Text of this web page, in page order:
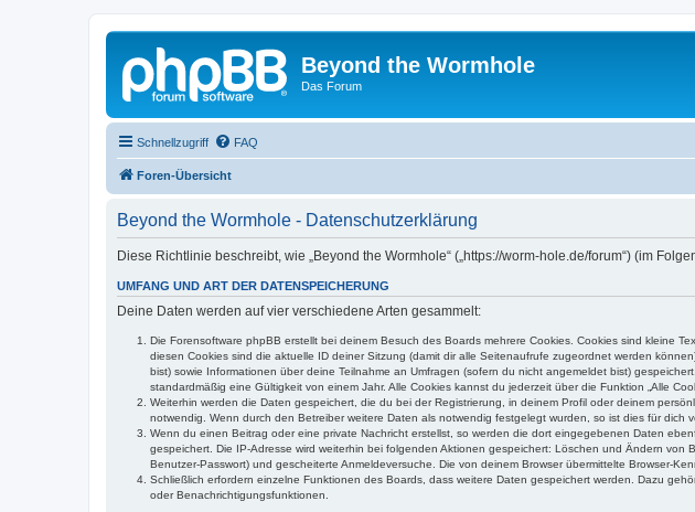
Beyond the Wormhole
Das Forum
Schnellzugriff FAQ
Foren-Übersicht
Beyond the Wormhole - Datenschutzerklärung
Diese Richtlinie beschreibt, wie „Beyond the Wormhole“ („https://worm-hole.de/forum“) (im
UMFANG UND ART DER DATENSPEICHERUNG
Deine Daten werden auf vier verschiedene Arten gesammelt:
Die Forensoftware phpBB erstellt bei deinem Besuch des Boards mehrere Cookies. Cookies sind kleine
diesen Cookies sind die aktuelle ID deiner Sitzung (damit dir alle Seitenaufrufe zugeordnet werden
bist) sowie Informationen über deine Teilnahme an Umfragen (sofern du nicht angemeldet bist)
standardmäßig eine Gültigkeit von einem Jahr. Alle Cookies kannst du jederzeit über die Funktion „Alle
Weiterhin werden die Daten gespeichert, die du bei der Registrierung, in deinem Profil oder deinem
notwendig. Wenn durch den Betreiber weitere Daten als notwendig festgelegt wurden, so ist dies für dich
Wenn du einen Beitrag oder eine private Nachricht erstellst, so werden die dort eingegebenen Daten
gespeichert. Die IP-Adresse wird weiterhin bei folgenden Aktionen gespeichert: Löschen und Ändern
Benutzer-Passwort) und gescheiterte Anmeldeversuche. Die von deinem Browser übermittelte Browser-
Schließlich erfordern einzelne Funktionen des Boards, dass weitere Daten gespeichert werden. Dazu
oder Benachrichtigungsfunktionen.